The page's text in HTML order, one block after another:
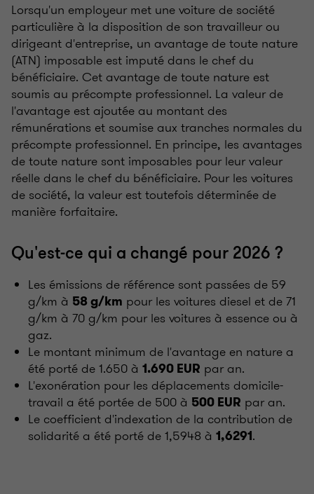
Lorsqu'un employeur met une voiture de société
particulière à la disposition de son travailleur ou
dirigeant d'entreprise, un avantage de toute nature
(ATN) imposable est imputé dans le chef du
bénéficiaire. Cet avantage de toute nature est
soumis au précompte professionnel. La valeur de
l'avantage est ajoutée au montant des
rémunérations et soumise aux tranches normales du
précompte professionnel. En principe, les avantages
de toute nature sont imposables pour leur valeur
réelle dans le chef du bénéficiaire. Pour les voitures
de société, la valeur est toutefois déterminée de
manière forfaitaire.
Qu'est-ce qui a changé pour 2026 ?
Les émissions de référence sont passées de 59
g/km à 58 g/km pour les voitures diesel et de 71
g/km à 70 g/km pour les voitures à essence ou à
gaz.
Le montant minimum de l'avantage en nature a
été porté de 1.650 à 1.690 EUR par an.
L'exonération pour les déplacements domicile-
travail a été portée de 500 à 500 EUR par an.
Le coefficient d'indexation de la contribution de
solidarité a été porté de 1,5948 à 1,6291.